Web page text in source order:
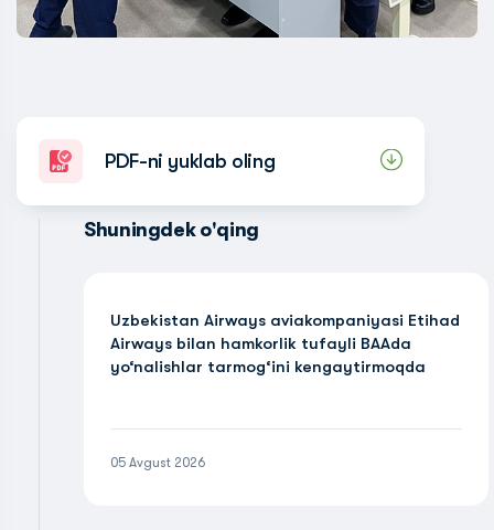
PDF-ni yuklab oling
Shuningdek o'qing
Uzbekistan Airways aviakompaniyasi Etihad
Airways bilan hamkorlik tufayli BAAda
yo‘nalishlar tarmog‘ini kengaytirmoqda
05 Avgust 2026